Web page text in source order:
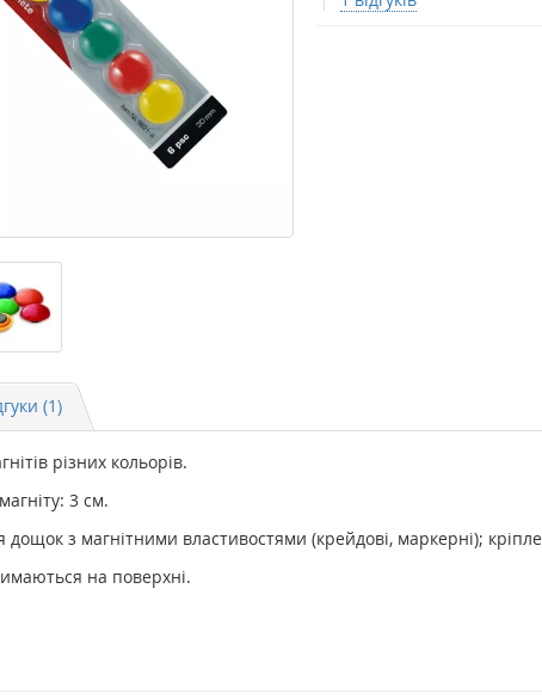
(1)
різних кольорів.
3 см.
дощок з магнітними властивостями (крейдові, маркерні);
на поверхні.